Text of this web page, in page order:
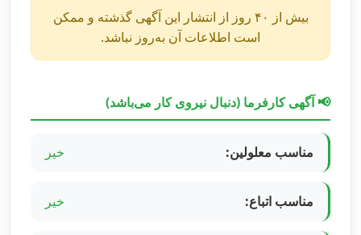
بیش از ۴۰ روز از انتشار این آگهی گذشته و ممکن
است اطلاعات آن به‌روز نباشد.
📢 آگهی کارفرما (دنبال نیروی کار می‌باشد)
مناسب معلولین: خیر
مناسب اتباع: خیر